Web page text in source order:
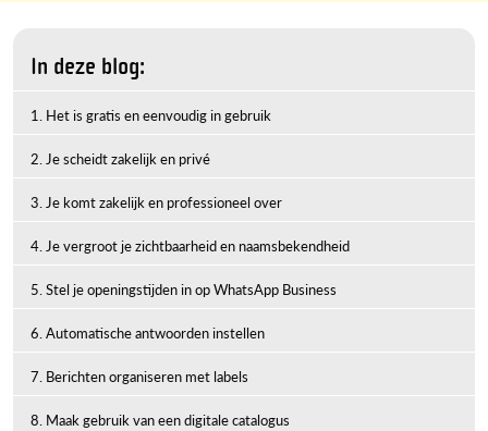
In deze blog:
1. Het is gratis en eenvoudig in gebruik
2. Je scheidt zakelijk en privé
3. Je komt zakelijk en professioneel over
4. Je vergroot je zichtbaarheid en naamsbekendheid
5. Stel je openingstijden in op WhatsApp Business
6. Automatische antwoorden instellen
7. Berichten organiseren met labels
8. Maak gebruik van een digitale catalogus